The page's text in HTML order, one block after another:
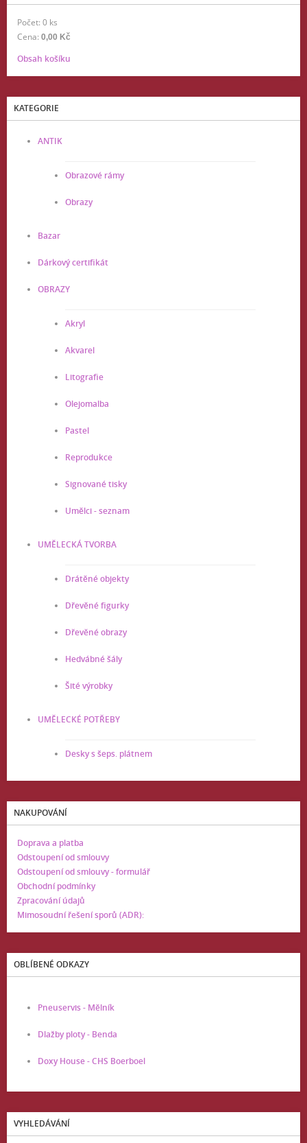
Počet: 0 ks
Cena: 0,00 Kč
Obsah košíku
KATEGORIE
ANTIK
Obrazové rámy
Obrazy
Bazar
Dárkový certifikát
OBRAZY
Akryl
Akvarel
Litografie
Olejomalba
Pastel
Reprodukce
Signované tisky
Umělci - seznam
UMĚLECKÁ TVORBA
Drátěné objekty
Dřevěné figurky
Dřevěné obrazy
Hedvábné šály
Šité výrobky
UMĚLECKÉ POTŘEBY
Desky s šeps. plátnem
NAKUPOVÁNÍ
Doprava a platba
Odstoupení od smlouvy
Odstoupení od smlouvy - formulář
Obchodní podmínky
Zpracování údajů
Mimosoudní řešení sporů (ADR):
OBLÍBENÉ ODKAZY
Pneuservis - Mělník
Dlažby ploty - Benda
Doxy House - CHS Boerboel
VYHLEDÁVÁNÍ